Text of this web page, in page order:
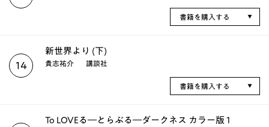
書籍を購入する
14
新世界より (下)
貴志祐介 講談社
書籍を購入する
To LOVEる―とらぶる―ダークネス カラー版 1